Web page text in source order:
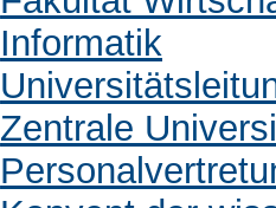
Informatik
Zentrale